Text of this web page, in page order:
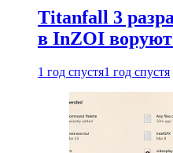
Titanfall 3
в InZOI воруют
1 год спустя1 год спустя